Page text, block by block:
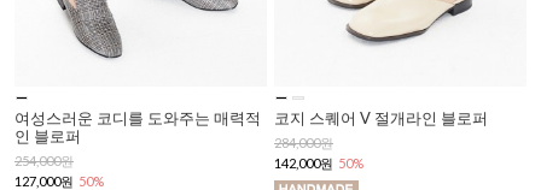
여성스러운 코디를 도와주는 매력적
인 블로퍼
254,000원
127,000원 50%
코지 스퀘어 V 절개라인 블로퍼
284,000원
142,000원 50%